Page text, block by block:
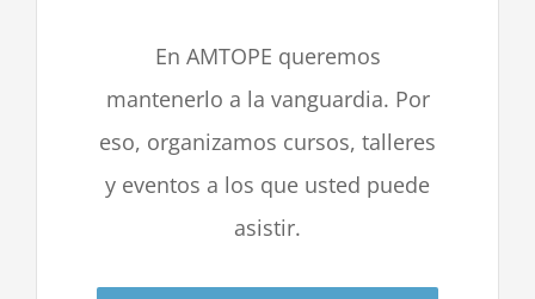
En AMTOPE queremos
mantenerlo a la vanguardia. Por
eso, organizamos cursos, talleres
y eventos a los que usted puede
asistir.